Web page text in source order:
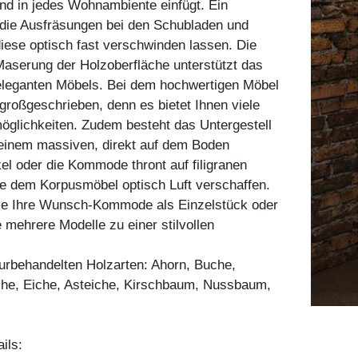
in jedes Wohnambiente einfügt. Ein
Ausfräsungen bei den Schubladen und
optisch fast verschwinden lassen. Die
der Holzoberfläche unterstützt das
Möbels. Bei dem hochwertigen Möbel
denn es bietet Ihnen viele
Zudem besteht das Untergestell
massiven, direkt auf dem Boden
oder die Kommode thront auf filigranen
dem Korpusmöbel optisch Luft verschaffen.
Ihre Wunsch-Kommode als Einzelstück oder
mehrere Modelle zu einer stilvollen
Holzarten: Ahorn, Buche,
Eiche, Asteiche, Kirschbaum, Nussbaum,